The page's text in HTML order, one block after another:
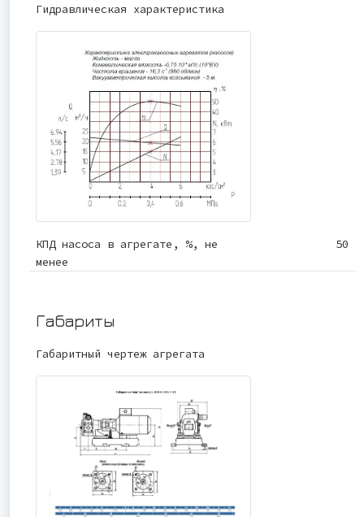
Гидравлическая характеристика
КПД насоса в агрегате, %, не
менее
50
Габариты
Габаритный чертеж агрегата